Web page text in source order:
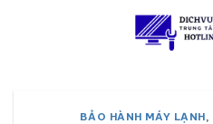
BẢO HÀNH MÁY LẠNH,